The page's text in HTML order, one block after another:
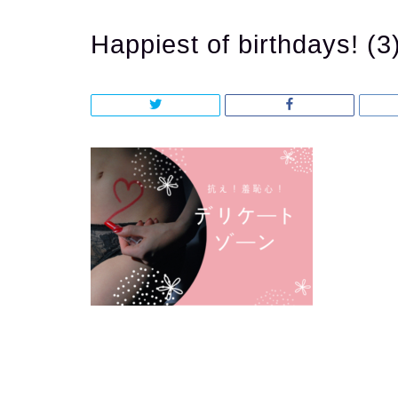
Happiest of birthdays! (3)